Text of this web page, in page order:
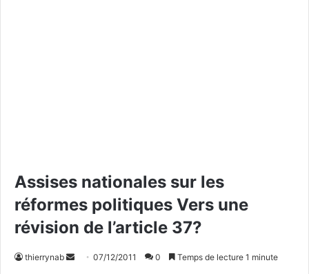
Assises nationales sur les
réformes politiques Vers une
révision de l’article 37?
thierrynab 07/12/2011 0 Temps de lecture 1 minute